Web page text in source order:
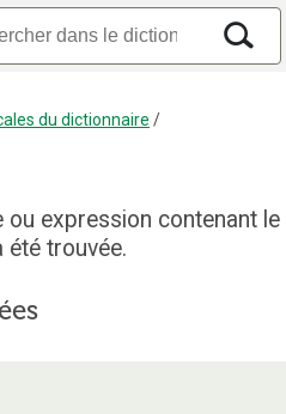
du dictionnaire /
ou expression contenant le
été trouvée.